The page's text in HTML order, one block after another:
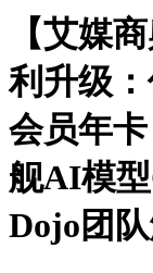
【艾媒
利升级
会员年
舰AI模
Dojo团